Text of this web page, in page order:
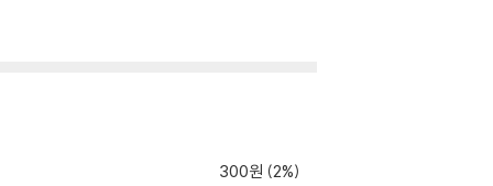
300원 (2%)